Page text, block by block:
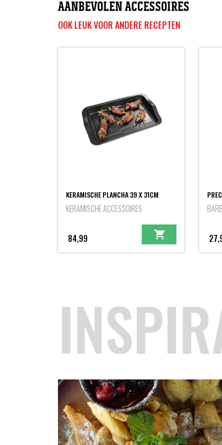
AANBEVOLEN ACCESSOIRES
OOK LEUK VOOR ANDERE RECEPTEN
KERAMISCHE PLANCHA 39 X 31CM
KERAMISCHE ACCESSOIRES
84,99